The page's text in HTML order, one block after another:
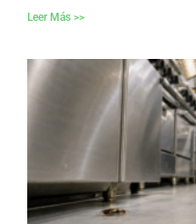
Leer Más >>